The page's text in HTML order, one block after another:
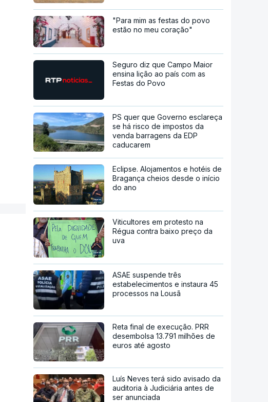
"Para mim as festas do povo
estão no meu coração"
Seguro diz que Campo Maior
ensina lição ao país com as
Festas do Povo
PS quer que Governo esclareça
se há risco de impostos da
venda barragens da EDP
caducarem
Eclipse. Alojamentos e hotéis de
Bragança cheios desde o início
do ano
Viticultores em protesto na
Régua contra baixo preço da
uva
ASAE suspende três
estabelecimentos e instaura 45
processos na Lousã
Reta final de execução. PRR
desembolsa 13.791 milhões de
euros até agosto
Luís Neves terá sido avisado da
auditoria à Judiciária antes de
ser anunciada